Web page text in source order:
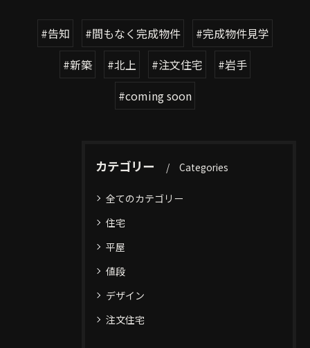
#告知 #間もなく完成物件
#完成物件見学
#新築
#北上 #注文住宅
#岩手
#coming soon
カテゴリー Categories
全てのカテゴリー
住宅
平屋
値段
デザイン
注文住宅